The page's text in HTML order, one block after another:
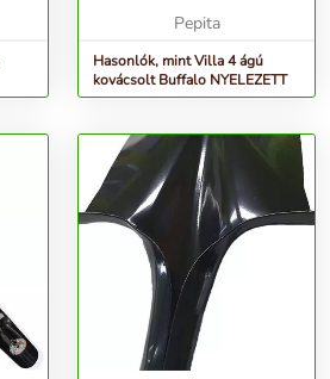
Pepita
Hasonlók, mint Villa 4 ágú
kovácsolt Buffalo NYELEZETT